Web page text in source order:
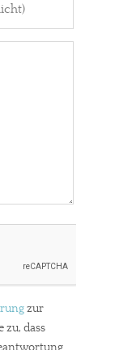
und
letzten Monaten
zur
dass